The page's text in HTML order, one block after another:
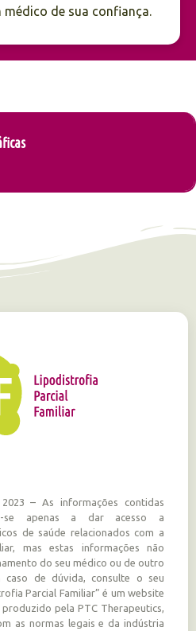
de sua confiança.
2023 – As informações contidas
se apenas a dar acesso a
de saúde relacionados com a
mas estas informações não
do seu médico ou de outro
caso de dúvida, consulte o seu
Parcial Familiar” é um website
pela PTC Therapeutics,
as normas legais e da indústria